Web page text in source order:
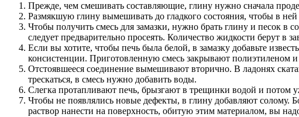
Прежде, чем смешивать составляющие, глину нужно сначала
Размякшую глину вымешивать до гладкого состояния, чтобы в ней
Чтобы получить смесь для замазки, нужно брать глину и песок
следует предварительно просеять. Количество жидкости берут в
Если вы хотите, чтобы печь была белой, в замазку добавьте
консистенции. Приготовленную смесь закрывают полиэтиленом
Отстоявшееся соединение вымешивают вторично. В ладонях
трескаться, в смесь нужно добавить воды.
Слегка протапливают печь, брызгают в трещинки водой и потом
Чтобы не появлялись новые дефекты, в глину добавляют солому.
раствор нанести на поверхность, обитую этим материалом, вы